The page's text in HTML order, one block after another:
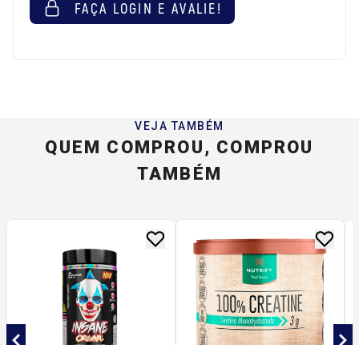
FAÇA LOGIN E AVALIE!
VEJA TAMBÉM
QUEM COMPROU, COMPROU
TAMBÉM